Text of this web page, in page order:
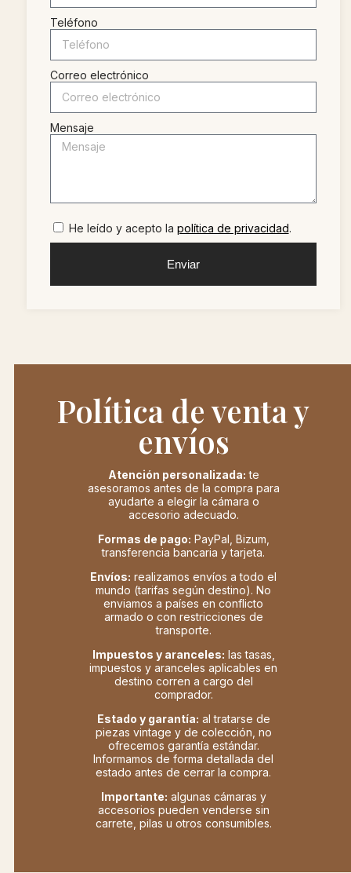
Teléfono
Correo electrónico
Mensaje
He leído y acepto la política de privacidad.
Enviar
Política de venta y
envíos
Atención personalizada: te
asesoramos antes de la compra para
ayudarte a elegir la cámara o
accesorio adecuado.
Formas de pago: PayPal, Bizum,
transferencia bancaria y tarjeta.
Envíos: realizamos envíos a todo el
mundo (tarifas según destino). No
enviamos a países en conflicto
armado o con restricciones de
transporte.
Impuestos y aranceles: las tasas,
impuestos y aranceles aplicables en
destino corren a cargo del
comprador.
Estado y garantía: al tratarse de
piezas vintage y de colección, no
ofrecemos garantía estándar.
Informamos de forma detallada del
estado antes de cerrar la compra.
Importante: algunas cámaras y
accesorios pueden venderse sin
carrete, pilas u otros consumibles.